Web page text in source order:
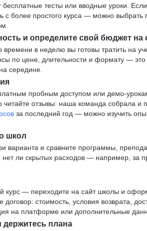
тесты или вводные уроки. Если
с более простого курса — можно
и определите свой бюджет на
времени в неделю вы готовы тратить на
по цене, длительности и формату —
середине.
пробным доступом или демо-
читайте отзывы: наша команда собрала и
за последний год — можно изучить
школ
варианта и сравните программы,
нет ли скрытых расходов — например, за
курс — переходите на сайт школы и
договор: стоимость, условия возврата,
на платформе или дополнительные
держитесь плана